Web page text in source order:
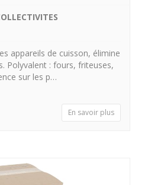
appareils de cuisson, élimine
Polyvalent : fours, friteuses,
sur les p…
En savoir plus